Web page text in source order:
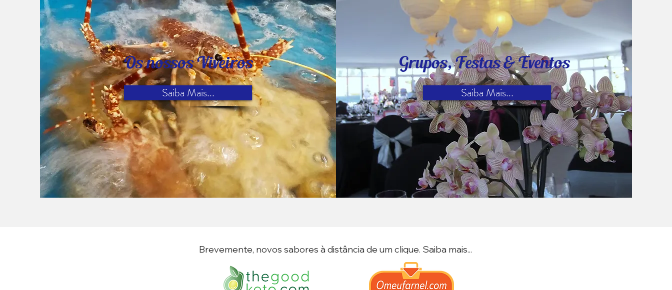
Os nossos Viveiros
Saiba Mais...
Grupos, Festas & Eventos
Saiba Mais...
Brevemente, novos sabores à distância de um clique. Saiba mais...